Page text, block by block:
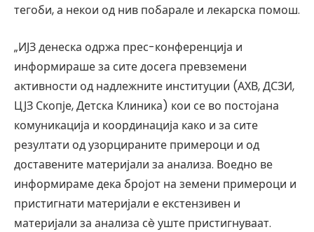
тегоби, а некои од нив побарале и лекарска помош.
„ИЈЗ денеска одржа прес-конференција и
информираше за сите досега превземени
активности од надлежните институции (АХВ, ДСЗИ,
ЦЈЗ Скопје, Детска Клиника) кои се во постојана
комуникација и координација како и за сите
резултати од узорцираните примероци и од
доставените материјали за анализа. Воедно ве
информираме дека бројот на земени примероци и
пристигнати материјали е екстензивен и
материјали за анализа сè уште пристигнуваат.